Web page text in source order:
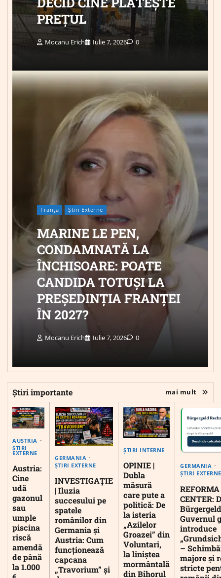
PREȚUL
Mocanu Erich Iulie 7, 2026 0
Franța Știri Externe
MARINE LE PEN,
CONDAMNATĂ LA
ÎNCHISOARE: POATE
CANDIDA TOTUȘI LA
PREȘEDINȚIA FRANȚEI
ÎN 2027?
Mocanu Erich Iulie 7, 2026 0
Știri importante mai mult
AUSTRIA
ȘTIRI
EXTERNE
Austria:
Cine
udă
gazonul
sau
umple
piscina
riscă
amendă
de până
la 1.000
GERMANIA
ȘTIRI EXTERNE
INVESTIGAȚIE
| Iluzia
succesului pe
spatele
românilor din
Germania și
Austria: Cum
funcționează
capcana
„Travorium” și
ȘTIRI INTERNE
OPINIE |
Dubla
măsură
care pute a
politică: De
la isteria
„Azilelor
Groazei” din
Voluntari,
la liniștea
mormântală
din Bihorul
GERMANIA
ȘTIRI EXTERNE
CENTER:
Guvernul
introduce
–
majore și
stricte